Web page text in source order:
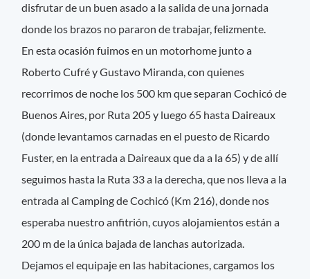
disfrutar de un buen asado a la salida de una jornada
donde los brazos no pararon de trabajar, felizmente.
En esta ocasión fuimos en un motorhome junto a
Roberto Cufré y Gustavo Miranda, con quienes
recorrimos de noche los 500 km que separan Cochicó de
Buenos Aires, por Ruta 205 y luego 65 hasta Daireaux
(donde levantamos carnadas en el puesto de Ricardo
Fuster, en la entrada a Daireaux que da a la 65) y de allí
seguimos hasta la Ruta 33 a la derecha, que nos lleva a la
entrada al Camping de Cochicó (Km 216), donde nos
esperaba nuestro anfitrión, cuyos alojamientos están a
200 m de la única bajada de lanchas autorizada.
Dejamos el equipaje en las habitaciones, cargamos los